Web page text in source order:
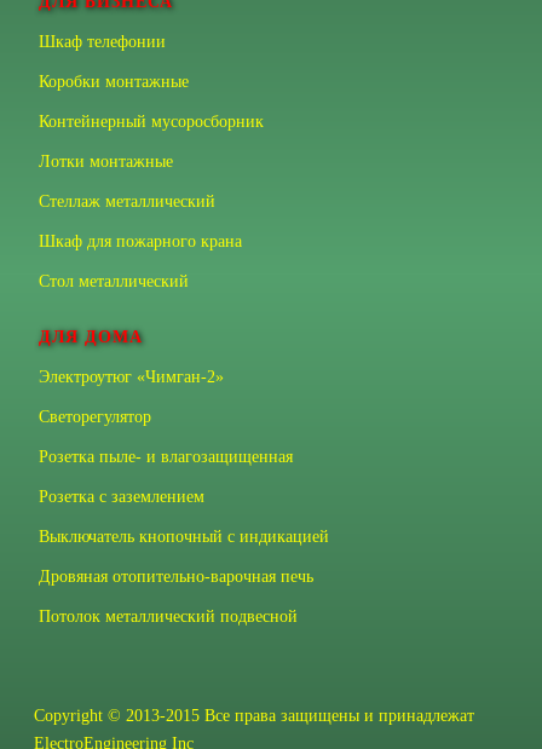
Шкаф телефонии
Коробки монтажные
Контейнерный мусоросборник
Лотки монтажные
Стеллаж металлический
Шкаф для пожарного крана
Стол металлический
ДЛЯ ДОМА
Электроутюг «Чимган-2»
Светорегулятор
Розетка пыле- и влагозащищенная
Розетка с заземлением
Выключатель кнопочный с индикацией
Дровяная отопительно-варочная печь
Потолок металлический подвесной
Copyright © 2013-2015 Все права защищены и принадлежат
ElectroEngineering Inc